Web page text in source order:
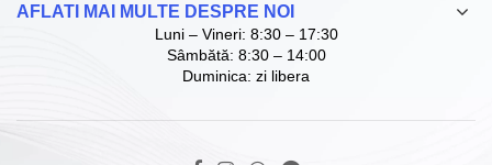
AFLATI MAI MULTE DESPRE NOI
Luni – Vineri: 8:30 – 17:30
Sâmbătă: 8:30 – 14:00
Duminica: zi libera